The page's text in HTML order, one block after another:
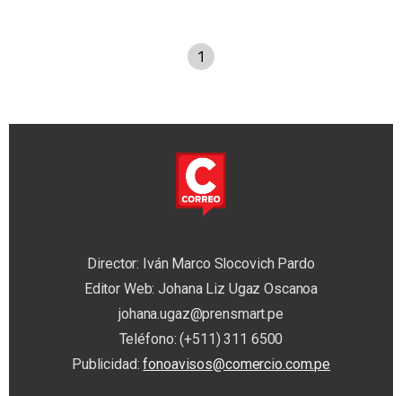
1
Director: Iván Marco Slocovich Pardo
Editor Web: Johana Liz Ugaz Oscanoa
johana.ugaz@prensmart.pe
Teléfono: (+511) 311 6500
Publicidad:fonoavisos@comercio.com.pe